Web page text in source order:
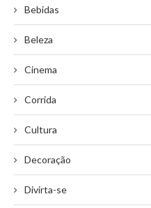
Bebidas
Beleza
Cinema
Corrida
Cultura
Decoração
Divirta-se